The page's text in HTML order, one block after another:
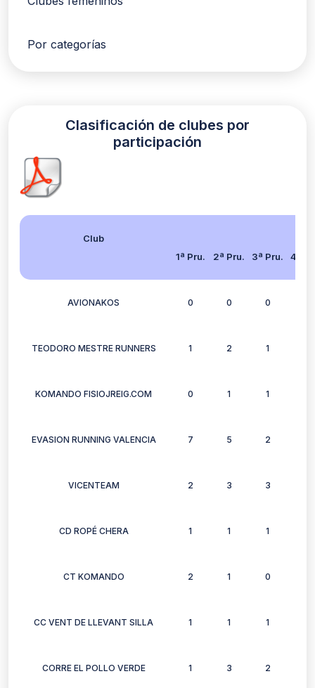
Por categorías
Clasificación de clubes por
participación
Club
1ª Pru.
2ª Pru. 3ª Pru. 4ª
AVIONAKOS 0 0 0
TEODORO MESTRE RUNNERS 1 2 1
KOMANDO FISIOJREIG.COM 0 1 1
EVASION RUNNING VALENCIA 7 5 2
VICENTEAM 2 3 3
CD ROPÉ CHERA 1 1 1
CT KOMANDO 2 1 0
CC VENT DE LLEVANT SILLA 1 1 1
CORRE EL POLLO VERDE 1 3 2